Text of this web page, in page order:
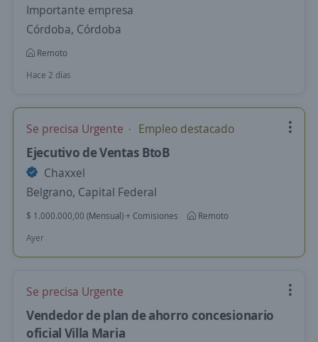
Importante empresa
Córdoba, Córdoba
Remoto
Hace 2 días
Se precisa Urgente Empleo destacado
Ejecutivo de Ventas BtoB
Chaxxel
Belgrano, Capital Federal
$ 1.000.000,00 (Mensual) + Comisiones
Remoto
Ayer
Se precisa Urgente
Vendedor de plan de ahorro concesionario
oficial Villa Maria